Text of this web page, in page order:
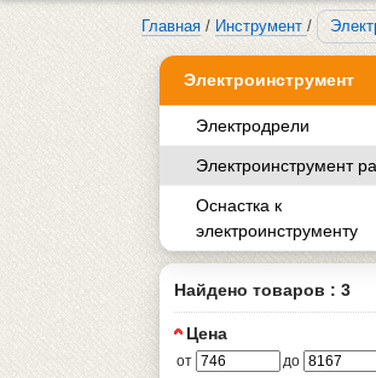
Главная / Инструмент /
Электроинструмент
Электродрели
Электроинструмент
Оснастка к
электроинструменту
Найдено товаров : 3
Цена
от до